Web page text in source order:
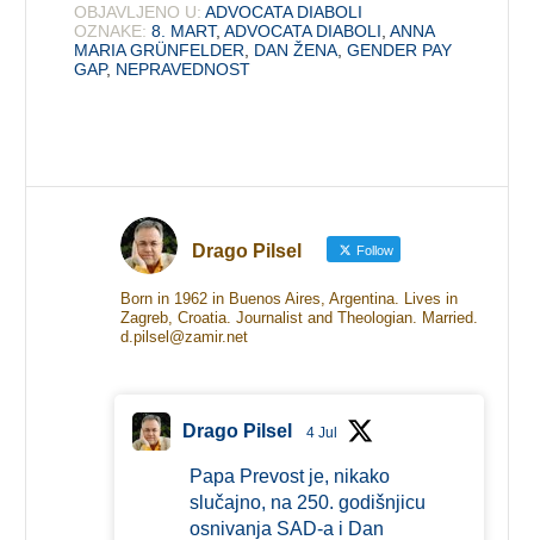
OBJAVLJENO U: ADVOCATA DIABOLI
OZNAKE: 8. MART,ADVOCATA DIABOLI ,ANNA
MARIA GRÜNFELDER
DAN ŽENA ,GENDER PAY
GAP, NEPRAVEDNOST
Drago Pilsel Follow
Born in 1962 in Buenos Aires, Argentina. Lives in
Zagreb, Croatia. Journalist and Theologian. Married.
d.pilsel@zamir.net
Drago Pilsel 4 Jul
Papa Prevost je, nikako
slučajno, na 250. godišnjicu
osnivanja SAD-a i Dan